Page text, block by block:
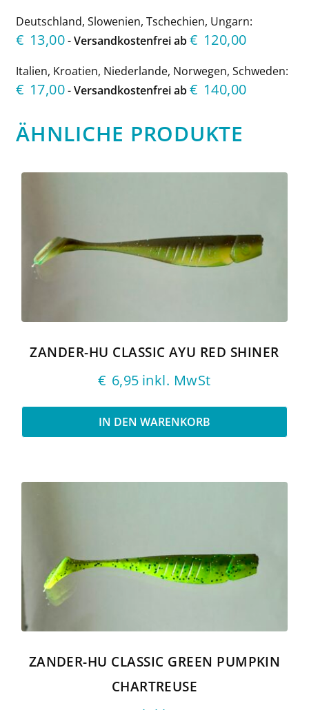
Deutschland, Slowenien, Tschechien, Ungarn:
€ 13,00-Versandkostenfrei ab€ 120,00
Italien, Kroatien, Niederlande, Norwegen, Schweden:
€ 17,00-Versandkostenfrei ab€ 140,00
ÄHNLICHE PRODUKTE
ZANDER-HU CLASSIC AYU RED SHINER
€ 6,95 inkl. MwSt
IN DEN WARENKORB
ZANDER-HU CLASSIC GREEN PUMPKIN
CHARTREUSE